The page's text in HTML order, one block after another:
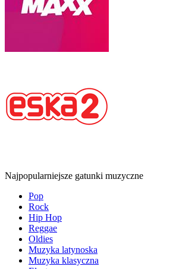
Najpopularniejsze gatunki muzyczne
Pop
Rock
Hip Hop
Reggae
Oldies
Muzyka latynoska
Muzyka klasyczna